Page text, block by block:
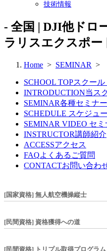
技術情報
- 全国 | DJI他ドロ
ラリスエクスポー
Home > SEMINAR >
SCHOOL TOPスクー
INTRODUCTION当ス
SEMINAR各種セミナー
SCHEDULE スケジュ
SEMINAR VIDEO セミ
INSTRUCTOR講師紹介
ACCESSアクセス
FAQよくあるご質問
CONTACTお問い合わ
[国家資格] 無人航空機操縦士
[民間資格] 資格獲得への道
[民間資格] トリプル取得プログラム